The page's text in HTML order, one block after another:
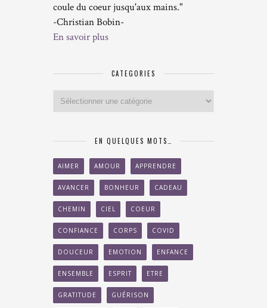
coule du coeur jusqu'aux mains."
-Christian Bobin-
En savoir plus
CATEGORIES
Categories
EN QUELQUES MOTS…
AIMER AMOUR APPRENDRE
AVANCER BONHEUR CADEAU
CHEMIN CIEL COEUR
CONFIANCE CORPS COVID
DOUCEUR EMOTION ENFANCE
ENSEMBLE ESPRIT ETRE
GRATITUDE GUÉRISON